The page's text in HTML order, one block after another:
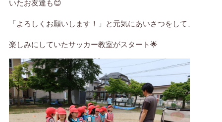
いたお友達も😊
「よろしくお願いします！」と元気にあいさつをして、
楽しみにしていたサッカー教室がスタート🌟